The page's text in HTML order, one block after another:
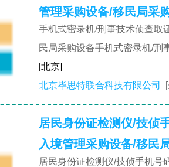
管理采购设备/移民局采
手机式密录机/刑事技术侦查取
民局采购设备手机式密录机/刑
[北京]
北京毕思特联合科技有限公司
居民身份证检测仪/技侦
入境管理采购设备/移民
居民身份证检测仪/技侦手机号